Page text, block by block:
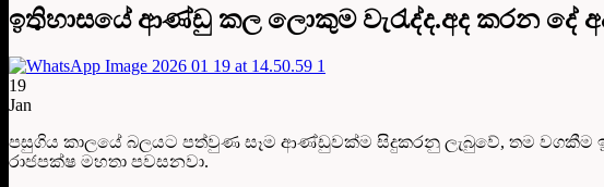
ඉතිහාසයේ ආණ්ඩු කල ලොකුම වැරැද්ද.අද කරන දේ
19
Jan
පසුගිය කාලයේ බලයට පත්වුණ සෑම ආණ්ඩුවක්ම සිදුකරනු ලැබුවේ, තම වගකීම
රාජපක්ෂ මහතා පවසනවා.